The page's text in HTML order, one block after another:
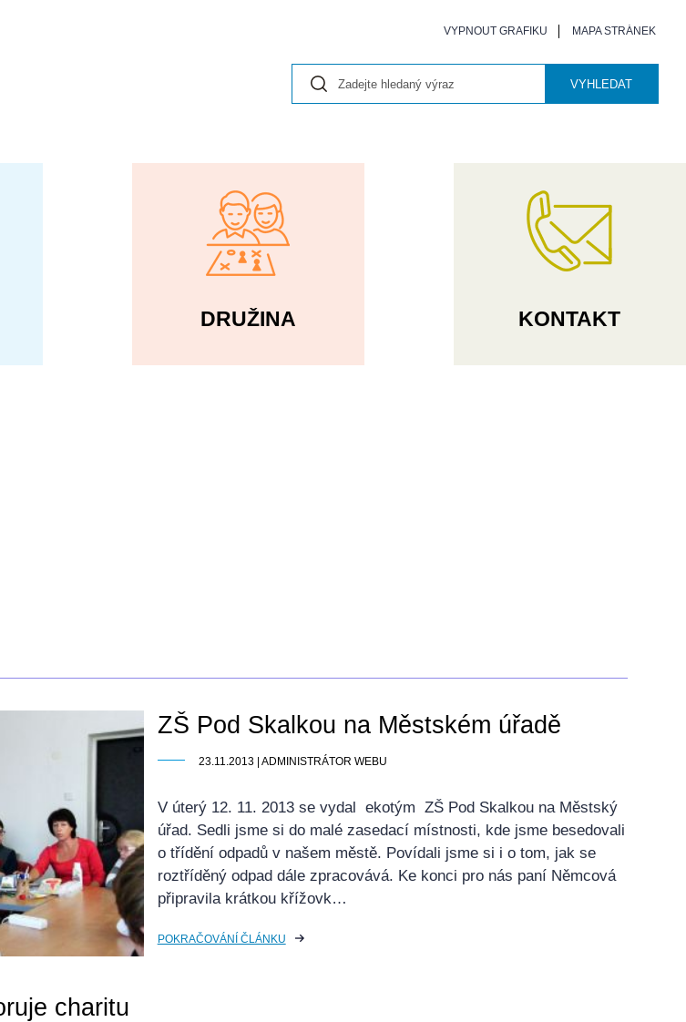
VYPNOUT GRAFIKU MAPA STRÁNEK
VYHLEDAT
DRUŽINA KONTAKT
ZŠ Pod Skalkou na Městském úřadě
23.11.2013 | ADMINISTRÁTOR WEBU
V úterý 12. 11. 2013 se vydal ekotým ZŠ Pod Skalkou na Městský
úřad. Sedli jsme si do malé zasedací místnosti, kde jsme besedovali
o třídění odpadů v našem městě. Povídali jsme si i o tom, jak se
roztříděný odpad dále zpracovává. Ke konci pro nás paní Němcová
připravila krátkou křížovk…
POKRAČOVÁNÍ ČLÁNKU
charitu